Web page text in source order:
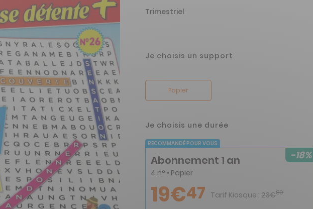
Trimestriel
Je choisis un support
Papier
Je choisis une durée
RECOMMANDÉ POUR VOUS
-18%
Abonnement 1 an
4 n° • Papier
19€47 Tarif Kiosque : 23€80